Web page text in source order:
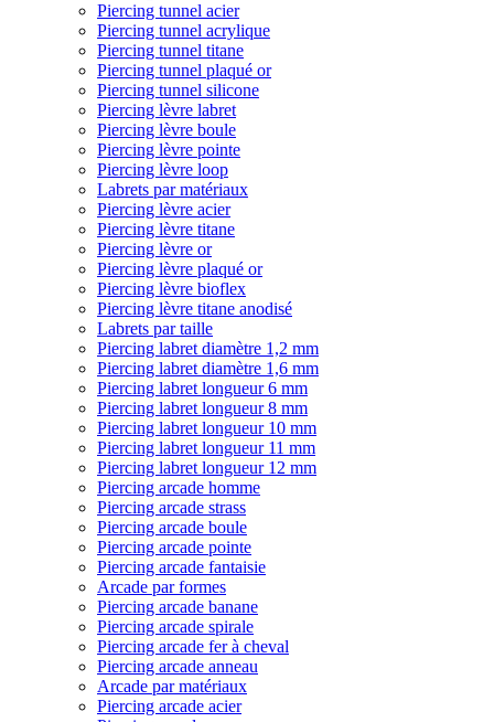
Piercing tunnel acier
Piercing tunnel acrylique
Piercing tunnel titane
Piercing tunnel plaqué or
Piercing tunnel silicone
Piercing lèvre labret
Piercing lèvre boule
Piercing lèvre pointe
Piercing lèvre loop
Labrets par matériaux
Piercing lèvre acier
Piercing lèvre titane
Piercing lèvre or
Piercing lèvre plaqué or
Piercing lèvre bioflex
Piercing lèvre titane anodisé
Labrets par taille
Piercing labret diamètre 1,2 mm
Piercing labret diamètre 1,6 mm
Piercing labret longueur 6 mm
Piercing labret longueur 8 mm
Piercing labret longueur 10 mm
Piercing labret longueur 11 mm
Piercing labret longueur 12 mm
Piercing arcade homme
Piercing arcade strass
Piercing arcade boule
Piercing arcade pointe
Piercing arcade fantaisie
Arcade par formes
Piercing arcade banane
Piercing arcade spirale
Piercing arcade fer à cheval
Piercing arcade anneau
Arcade par matériaux
Piercing arcade acier